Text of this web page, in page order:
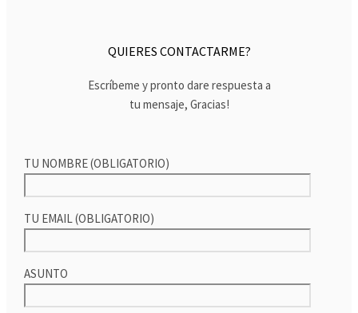
QUIERES CONTACTARME?
Escríbeme y pronto dare respuesta a
tu mensaje, Gracias!
TU NOMBRE (OBLIGATORIO)
TU EMAIL (OBLIGATORIO)
ASUNTO